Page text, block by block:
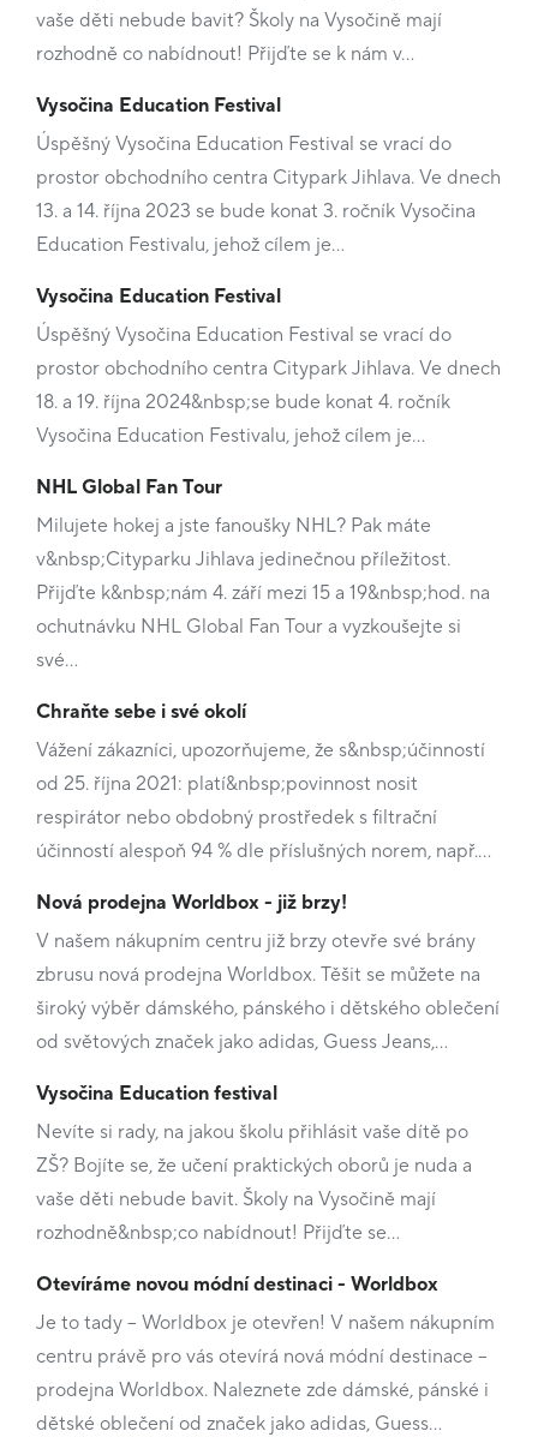
vaše děti nebude bavit? Školy na Vysočině mají
rozhodně co nabídnout! Přijďte se k nám v…
Vysočina Education Festival
Úspěšný Vysočina Education Festival se vrací do
prostor obchodního centra Citypark Jihlava. Ve dnech
13. a 14. října 2023 se bude konat 3. ročník Vysočina
Education Festivalu, jehož cílem je…
Vysočina Education Festival
Úspěšný Vysočina Education Festival se vrací do
prostor obchodního centra Citypark Jihlava. Ve dnech
18. a 19. října 2024&nbsp;se bude konat 4. ročník
Vysočina Education Festivalu, jehož cílem je…
NHL Global Fan Tour
Milujete hokej a jste fanoušky NHL? Pak máte
v&nbsp;Cityparku Jihlava jedinečnou příležitost.
Přijďte k&nbsp;nám 4. září mezi 15 a 19&nbsp;hod. na
ochutnávku NHL Global Fan Tour a vyzkoušejte si
své…
Chraňte sebe i své okolí
Vážení zákazníci, upozorňujeme, že s&nbsp;účinností
od 25. října 2021: platí&nbsp;povinnost nosit
respirátor nebo obdobný prostředek s filtrační
účinností alespoň 94 % dle příslušných norem, např.…
Nová prodejna Worldbox - již brzy!
V našem nákupním centru již brzy otevře své brány
zbrusu nová prodejna Worldbox. Těšit se můžete na
široký výběr dámského, pánského i dětského oblečení
od světových značek jako adidas, Guess Jeans,…
Vysočina Education festival
Nevíte si rady, na jakou školu přihlásit vaše dítě po
ZŠ? Bojíte se, že učení praktických oborů je nuda a
vaše děti nebude bavit. Školy na Vysočině mají
rozhodně&nbsp;co nabídnout! Přijďte se…
Otevíráme novou módní destinaci - Worldbox
Je to tady – Worldbox je otevřen! V našem nákupním
centru právě pro vás otevírá nová módní destinace –
prodejna Worldbox. Naleznete zde dámské, pánské i
dětské oblečení od značek jako adidas, Guess…